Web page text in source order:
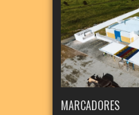
MARCADORES